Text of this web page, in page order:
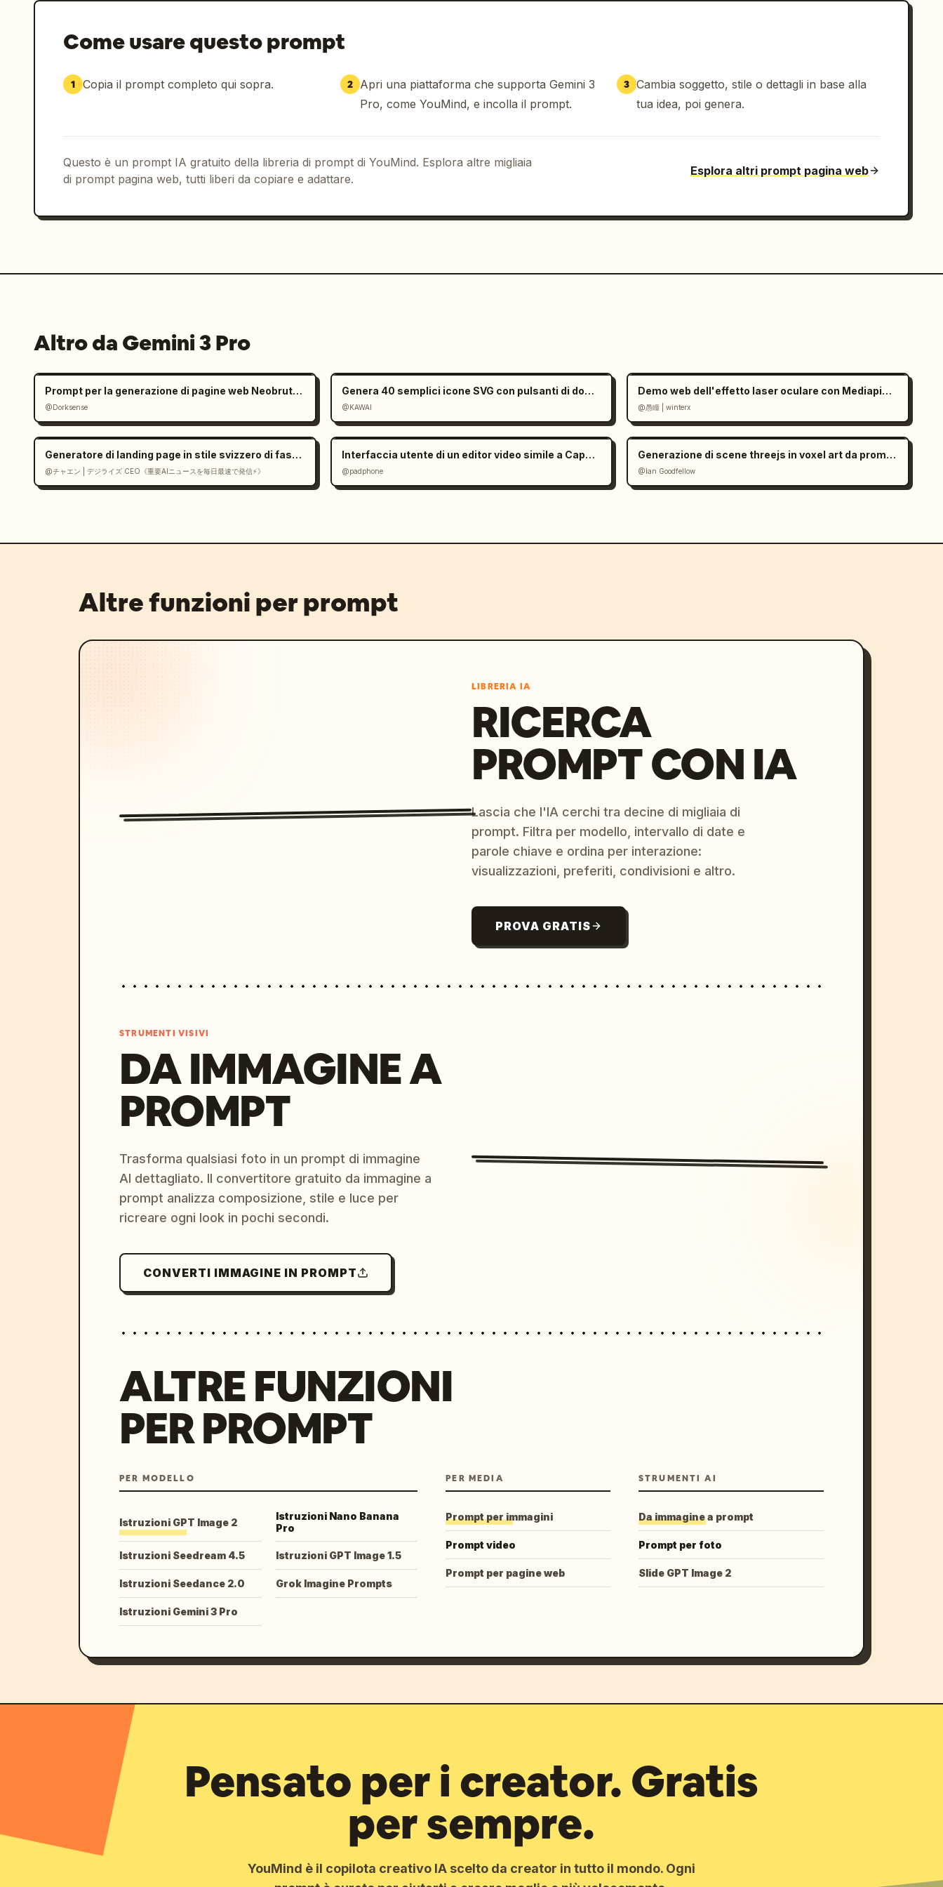
Come usare questo prompt
1 Copia il prompt completo qui sopra. 2 Apri una piattaforma che supporta Gemini 3
Pro, come YouMind, e incolla il prompt.
3 Cambia soggetto, stile o dettagli in base alla
tua idea, poi genera.
Questo è un prompt IA gratuito della libreria di prompt di YouMind. Esplora altre migliaia
di prompt pagina web, tutti liberi da copiare e adattare.
Esplora altri prompt pagina web
Altro da Gemini 3 Pro
Prompt per la generazione di pagine web Neobrutalist
@Dorksense
Genera 40 semplici icone SVG con pulsanti di download
@KAWAI
Demo web dell'effetto laser oculare con Mediapipe e Three.js
@愚瞳 | winterx
Generatore di landing page in stile svizzero di fascia alta in React
@チャエン | デジライズ CEO《重要AIニュースを毎日最速で発信⚡️》
Interfaccia utente di un editor video simile a CapCut in Gemini
@padphone
Generazione di scene threejs in voxel art da prompt di immagine
@Ian Goodfellow
Altre funzioni per prompt
LIBRERIA IA
RICERCA
PROMPT CON IA
Lascia che l'IA cerchi tra decine di migliaia di
prompt. Filtra per modello, intervallo di date e
parole chiave e ordina per interazione:
visualizzazioni, preferiti, condivisioni e altro.
PROVA GRATIS
STRUMENTI VISIVI
DA IMMAGINE A
PROMPT
Trasforma qualsiasi foto in un prompt di immagine
AI dettagliato. Il convertitore gratuito da immagine a
prompt analizza composizione, stile e luce per
ricreare ogni look in pochi secondi.
CONVERTI IMMAGINE IN PROMPT
ALTRE FUNZIONI
PER PROMPT
PER MODELLO
Istruzioni GPT Image 2
Istruzioni Nano Banana
Pro
Istruzioni Seedream 4.5 Istruzioni GPT Image 1.5
Istruzioni Seedance 2.0 Grok Imagine Prompts
Istruzioni Gemini 3 Pro
PER MEDIA
Prompt per immagini
Prompt video
Prompt per pagine web
STRUMENTI AI
Da immagine a prompt
Prompt per foto
Slide GPT Image 2
Pensato per i creator. Gratis
per sempre.
YouMind è il copilota creativo IA scelto da creator in tutto il mondo. Ogni